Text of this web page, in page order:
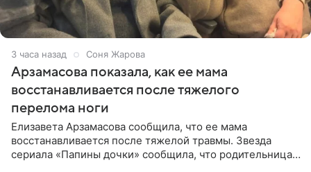
3 часа назад Соня Жарова
Арзамасова показала, как ее мама
восстанавливается после тяжелого
перелома ноги
Елизавета Арзамасова сообщила, что ее мама
восстанавливается после тяжелой травмы. Звезда
сериала «Папины дочки» сообщила, что родительница